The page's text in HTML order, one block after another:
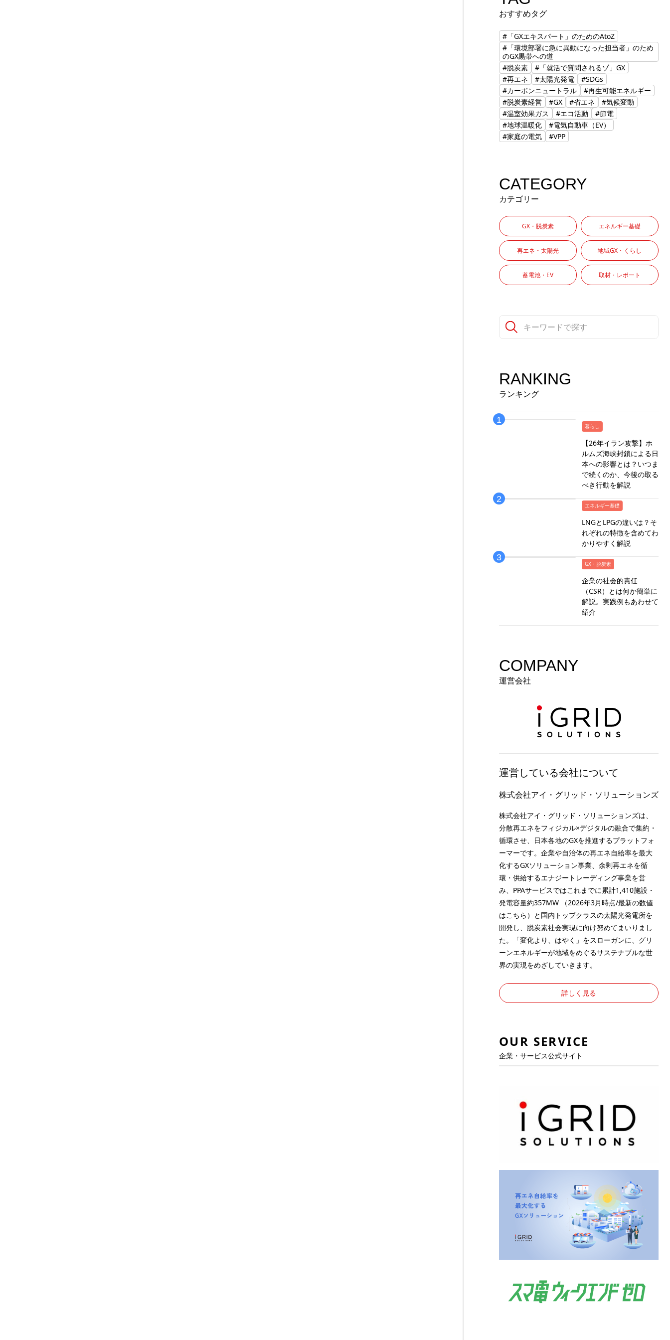
おすすめタグ
#「GXエキスパート」のためのAtoZ
#「環境部署に急に異動になった担当者」のため
のGX黒帯への道
#脱炭素
#「就活で質問されるゾ」GX
#再エネ
#太陽光発電
#SDGs
#カーボンニュートラル
#再生可能エネルギー
#脱炭素経営
#GX #省エネ
#気候変動
#温室効果ガス
#エコ活動
#節電
#地球温暖化
#電気自動車（EV）
#家庭の電気
#VPP
CATEGORY
カテゴリー
GX・脱炭素 エネルギー基礎
再エネ・太陽光 地域GX・くらし
蓄電池・EV 取材・レポート
RANKING
ランキング
暮らし
【26年イラン攻撃】ホ
ルムズ海峡封鎖による日
本への影響とは？いつま
で続くのか、今後の取る
べき行動を解説
エネルギー基礎
LNGとLPGの違いは？そ
れぞれの特徴を含めてわ
かりやすく解説
GX・脱炭素
企業の社会的責任
（CSR）とは何か簡単に
解説。実践例もあわせて
紹介
COMPANY
運営会社
運営している会社について
株式会社アイ・グリッド・ソリューションズ
株式会社アイ・グリッド・ソリューションズは、
分散再エネをフィジカル×デジタルの融合で集約・
循環させ、日本各地のGXを推進するプラットフォ
ーマーです。企業や自治体の再エネ自給率を最大
化するGXソリューション事業、余剰再エネを循
環・供給するエナジートレーディング事業を営
み、PPAサービスではこれまでに累計1,410施設・
発電容量約357MW （2026年3月時点/最新の数値
はこちら ）と国内トップクラスの太陽光発電所を
開発し、脱炭素社会実現に向け努めてまいりまし
た。「変化より、はやく」をスローガンに、グリ
ーンエネルギーが地域をめぐるサステナブルな世
界の実現をめざしていきます。
詳しく見る
OUR SERVICE
企業・サービス公式サイト